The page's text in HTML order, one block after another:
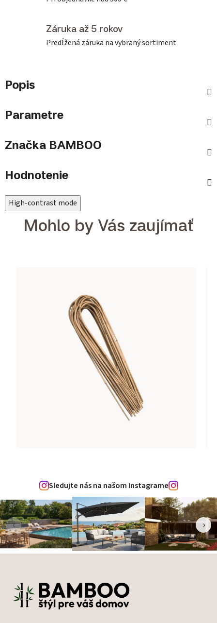
Záruka až 5 rokov
Predĺžená záruka na vybraný sortiment
Popis
Parametre
Značka BAMBOO
Hodnotenie
High-contrast mode
Mohlo by Vás zaujímať
Sledujte nás na našom Instagrame
‹ ›